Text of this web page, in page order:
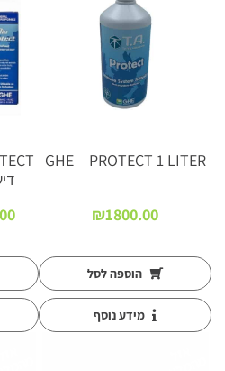
GHE – PROTECT 1 LITER
₪1800.00
הוספה לסל
מידע נוסף